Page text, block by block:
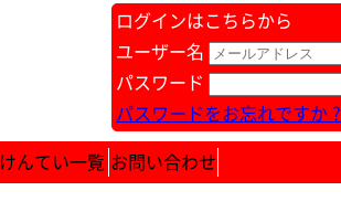
ログインはこちらから
ユーザー名
パスワード
パスワードをお忘れですか ?
けんてい一覧 お問い合わせ